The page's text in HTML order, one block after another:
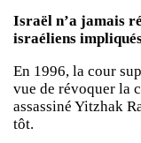
Israël n’a jamais
israéliens
En 1996, la cour
vue de révoquer la
assassiné Yitzhak
tôt.